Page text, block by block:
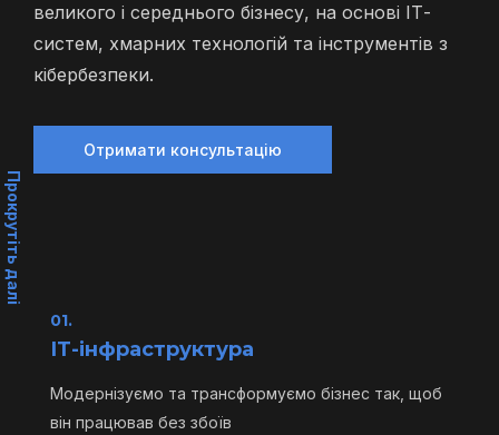
великого і середнього бізнесу, на основі ІТ-
систем, хмарних технологій та інструментів з
кібербезпеки.
Отримати консультацію
Прокрутіть далі
01.
ІТ-інфраструктура
Модернізуємо та трансформуємо бізнес так, щоб
він працював без збоїв